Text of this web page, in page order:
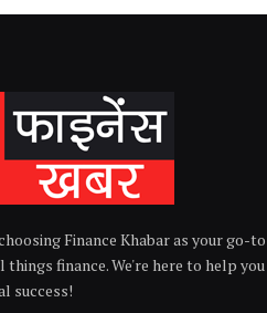
Finance Khabar as your go-to
finance. We're here to help you
success!